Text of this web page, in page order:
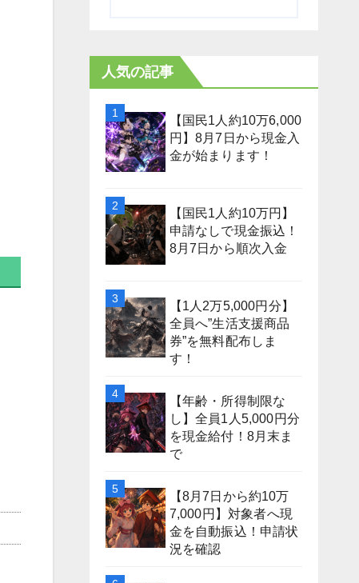
人気の記事
【国民1人約10万6,000
円】8月7日から現金入
金が始まります！
【国民1人約10万円】
申請なしで現金振込！
8月7日から順次入金
【1人2万5,000円分】
全員へ”生活支援商品
券”を無料配布しま
す！
【年齢・所得制限な
し】全員1人5,000円分
を現金給付！8月末ま
で
【8月7日から約10万
7,000円】対象者へ現
金を自動振込！申請状
況を確認